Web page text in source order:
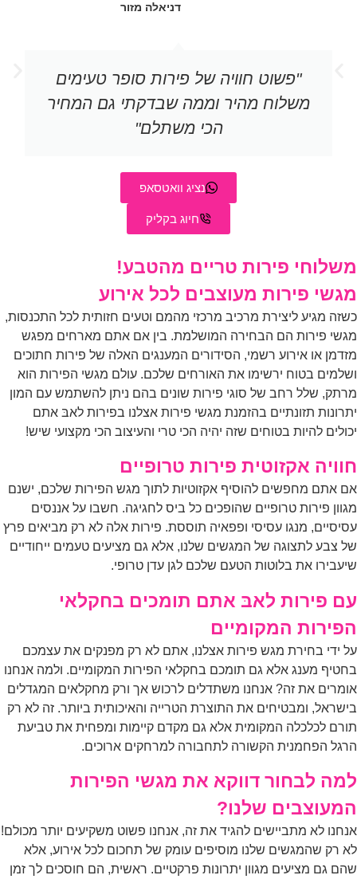
"פשוט חוויה של פירות סופר טעימים
משלוח מהיר וממה שבדקתי גם המחיר
הכי משתלם"
דניאלה מזור
נציג וואטסאפ
חיוג בקליק
פירות טריים מהטבע!
פירות מעוצבים לכל אירוע
מגיע ליצירת מרכיב מרכזי מהמם וטעים חזותית לכל התכנסות,
פירות הם הבחירה המושלמת. בין אם אתם מארחים מפגש
או אירוע רשמי, הסידורים המענגים האלה של פירות חתוכים
בטוח ירשימו את האורחים שלכם. עולם מגשי הפירות הוא
שלל רחב של סוגי פירות שונים בהם ניתן להשתמש עם המון
תזונתיים בהזמנת מגשי פירות אצלנו בפירות לאבּ אתם
להיות בטוחים שזה יהיה הכי טרי והעיצוב הכי מקצועי שיש!
אקזוטית פירות טרופיים
אתם מחפשים להוסיף אקזוטיות לתוך מגש הפירות שלכם, ישנם
פירות טרופיים שהופכים כל ביס לחגיגה. חשבו על אננסים
מנגו עסיסי ופפאיה תוססת. פירות אלה לא רק מביאים פרץ
צבע לתצוגה של המגשים שלנו, אלא גם מציעים טעמים ייחודיים
את בלוטות הטעם שלכם לגן עדן טרופי.
פירות לאבּ אתם תומכים בחקלאי
המקומיים
ידי בחירת מגש פירות אצלנו, אתם לא רק מפנקים את עצמכם
מענג אלא גם תומכם בחקלאי הפירות המקומיים. ולמה אנחנו
את זה? אנחנו משתדלים לרכוש אך ורק מחקלאים המגדלים
ומבטיחים את התוצרת הטרייה והאיכותית ביותר. זה לא רק
לכלכלה המקומית אלא גם מקדם קיימות ומפחית את טביעת
הפחמנית הקשורה לתחבורה למרחקים ארוכים.
לבחור דווקא את מגשי הפירות
שלנו?
לא מתביישים להגיד את זה, אנחנו פשוט משקיעים יותר מכולם!
רק שהמגשים שלנו מוסיפים עומק של תחכום לכל אירוע, אלא
גם מציעים מגוון יתרונות פרקטיים. ראשית, הם חוסכים לך זמן